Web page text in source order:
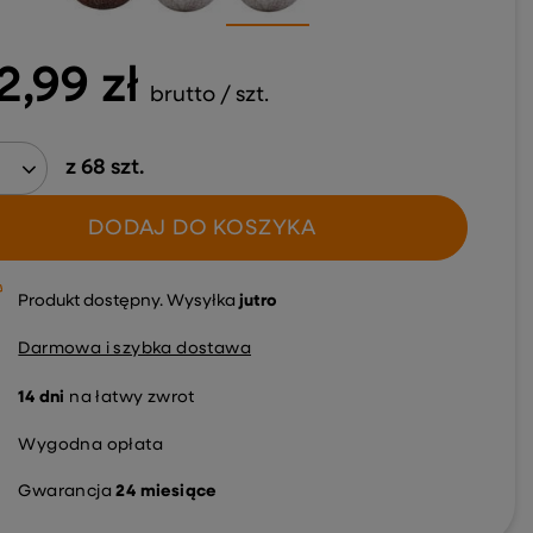
zł brutto / szt.
z68szt.
DODAJ DO KOSZYKA
Produkt dostępny Wysyłka jutro
Darmowa i szybka dostawa
14 dni na łatwy zwrot
Wygodna opłata
Gwarancja 24 miesiące